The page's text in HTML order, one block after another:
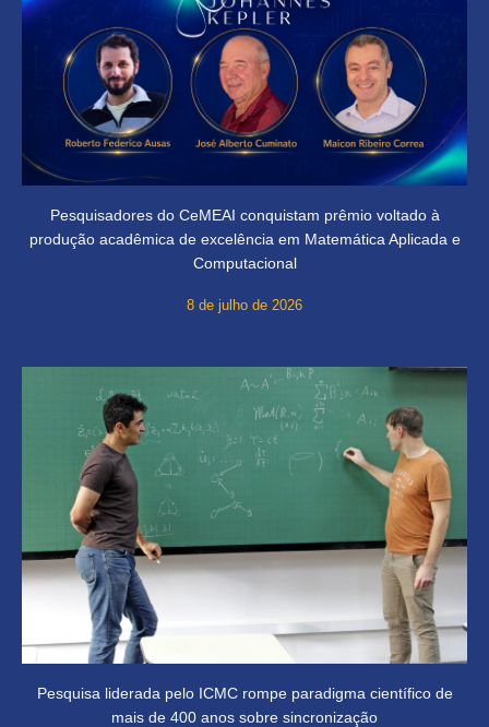
Pesquisadores do CeMEAI conquistam prêmio voltado à
produção acadêmica de excelência em Matemática Aplicada e
Computacional
8 de julho de 2026
Pesquisa liderada pelo ICMC rompe paradigma científico de
mais de 400 anos sobre sincronização